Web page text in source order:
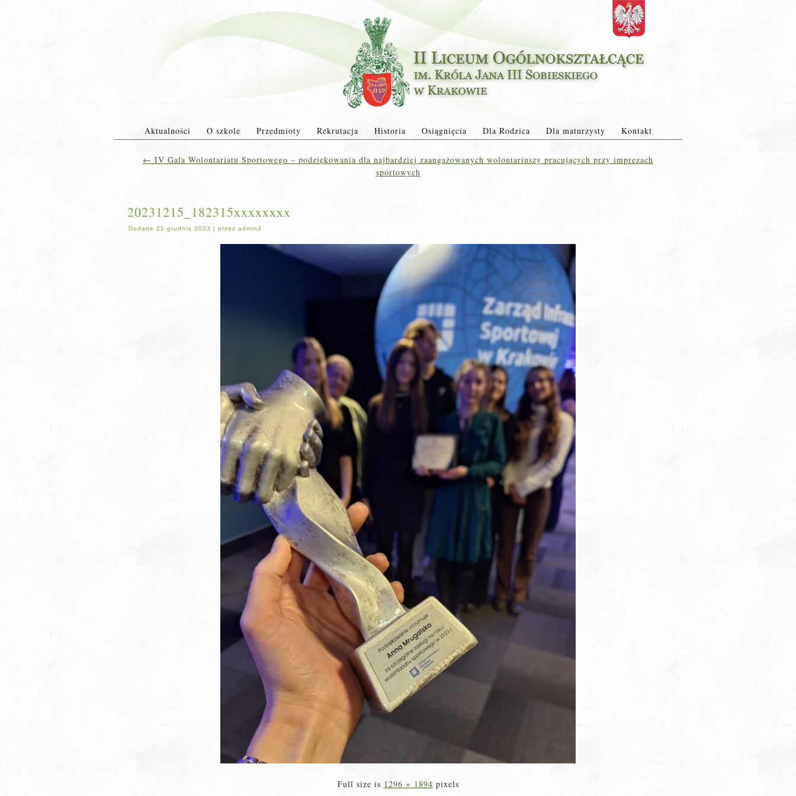
Aktualności O szkole Przedmioty Rekrutacja Historia Osiągnięcia Dla Rodzica Dla maturzysty Kontakt
← IV Gala Wolontariatu Sportowego – podziękowania dla najbardziej zaangażowanych wolontariuszy pracujących przy imprezach
sportowych
20231215_182315xxxxxxxx
Dodane 21 grudnia 2023 | przez admin3
Full size is 1296 × 1894 pixels